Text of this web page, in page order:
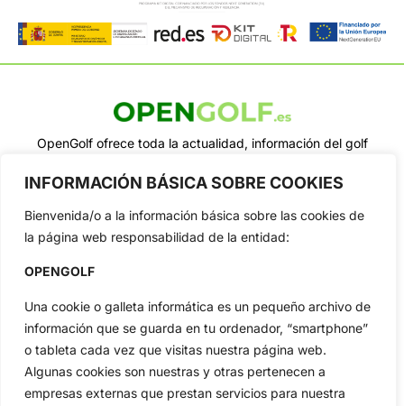
INFORMACIÓN BÁSICA SOBRE COOKIES
Bienvenida/o a la información básica sobre las cookies de
la página web responsabilidad de la entidad:
OPENGOLF
Una cookie o galleta informática es un pequeño archivo de
información que se guarda en tu ordenador, “smartphone”
o tableta cada vez que visitas nuestra página web.
Algunas cookies son nuestras y otras pertenecen a
empresas externas que prestan servicios para nuestra
OpenGolf ofrece toda la actualidad, información del golf
Jon Rahm, LIV Golf, PGA Tour, Ryder Cup, DP World Tour, LPGA
Tour...
Categorias
Inicio
Actualidad
Circuitos
Especiales
Jon Rahm
Vídeos
De Interés
Compañía
Aviso Legal